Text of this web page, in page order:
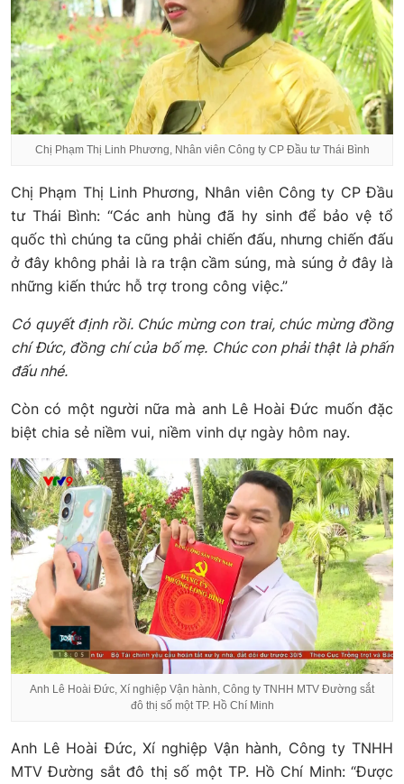
Chị Phạm Thị Linh Phương, Nhân viên Công ty CP Đầu tư Thái Bình
Chị Phạm Thị Linh Phương, Nhân viên Công ty CP Đầu
tư Thái Bình: “Các anh hùng đã hy sinh để bảo vệ tổ
quốc thì chúng ta cũng phải chiến đấu, nhưng chiến đấu
ở đây không phải là ra trận cầm súng, mà súng ở đây là
những kiến thức hỗ trợ trong công việc.”
Có quyết định rồi. Chúc mừng con trai, chúc mừng đồng
chí Đức, đồng chí của bố mẹ. Chúc con phải thật là phấn
đấu nhé.
Còn có một người nữa mà anh Lê Hoài Đức muốn đặc
biệt chia sẻ niềm vui, niềm vinh dự ngày hôm nay.
Anh Lê Hoài Đức, Xí nghiệp Vận hành, Công ty TNHH MTV Đường sắt
đô thị số một TP. Hồ Chí Minh
Anh Lê Hoài Đức, Xí nghiệp Vận hành, Công ty TNHH
MTV Đường sắt đô thị số một TP. Hồ Chí Minh: “Được